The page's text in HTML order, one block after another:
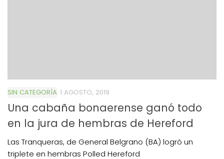
SIN CATEGORÍA 1 AGOSTO, 2019
Una cabaña bonaerense ganó todo
en la jura de hembras de Hereford
Las Tranqueras, de General Belgrano (BA) logró un
triplete en hembras Polled Hereford